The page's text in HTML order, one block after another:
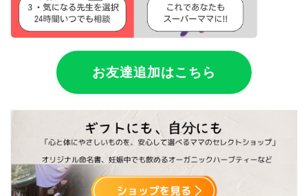
お友達追加はこちら